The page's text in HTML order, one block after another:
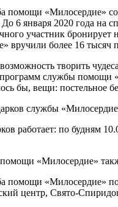
помощи «Милосердие»
6 января 2020 года на
участник
вручили более 16 тысяч
творить
программ службы
бы, вещи: постельное
службы
работает: по будням
«Милосердие»
помощи «Милосердие»
центр, Свято-